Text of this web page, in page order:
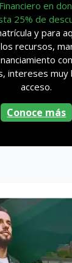
en
25% de
y para
recursos,
intereses muy
acceso.
Conoce más